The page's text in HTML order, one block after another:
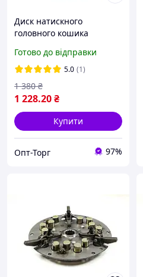
Диск натискного
головного кошика
Готово до відправки
5.0 (1)
1 228.20₴
1 380 ₴
Купити
Опт-Торг 97%